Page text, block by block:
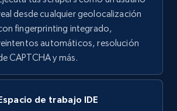
code, Locations, Followers,
About, Specialties, and
3.5K+ Prueba gratuita
desde cualquier geolocalización
fingerprinting integrado,
automáticos, resolución
CAPTCHA y más.
de trabajo IDE